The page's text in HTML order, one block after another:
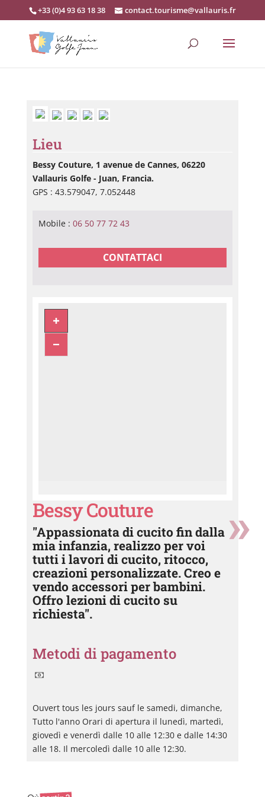
+33 (0)4 93 63 18 38 contact.tourisme@vallauris.fr
Lieu
Bessy Couture, 1 avenue de Cannes, 06220
Vallauris Golfe - Juan, Francia.
GPS : 43.579047, 7.052448
Mobile : 06 50 77 72 43
CONTATTACI
Bessy Couture
"Appassionata di cucito fin dalla
mia infanzia, realizzo per voi
tutti i lavori di cucito, ritocco,
creazioni personalizzate. Creo e
vendo accessori per bambini.
Offro lezioni di cucito su
richiesta".
Metodi di pagamento
Ouvert tous les jours sauf le samedi, dimanche,
Tutto l'anno Orari di apertura il lunedì, martedì,
giovedì e venerdì dalle 10 alle 12:30 e dalle 14:30
alle 18. Il mercoledì dalle 10 alle 12:30.